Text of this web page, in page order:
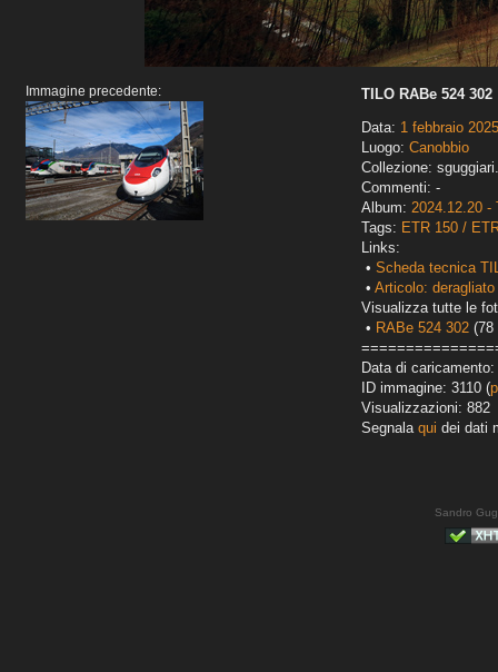
Immagine precedente:
TILO RABe 524 302
Data: 1 febbraio 2025
Luogo: Canobbio
Collezione:
Commenti: -
Album: 2024.12.20 -
Tags: ETR 150 /
Links:
• Scheda tecnica
• Articolo:
Visualizza tutte le
• RABe 524 302 (78
Data di
ID immagine: 3110 (
Visualizzazioni: 882
Segnala qui dei dati
Sandro